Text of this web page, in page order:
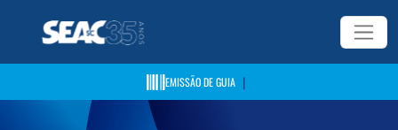
EMISSÃO DE GUIA |